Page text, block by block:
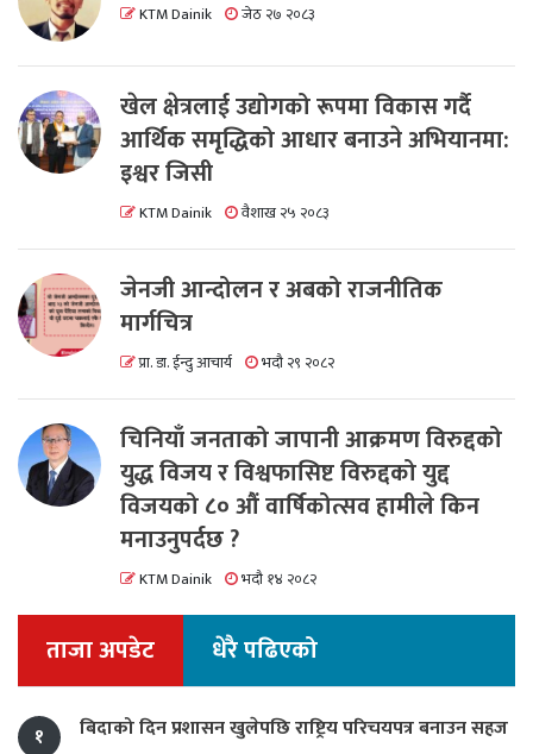
KTM Dainik जेठ २७ २०८३
खेल क्षेत्रलाई उद्योगको रूपमा विकास गर्दै
आर्थिक समृद्धिको आधार बनाउने अभियानमा:
इश्वर जिसी
KTM Dainik वैशाख २५ २०८३
जेनजी आन्दोलन र अबको राजनीतिक
मार्गचित्र
प्रा. डा. ईन्दु आचार्य भदौ २९ २०८२
चिनियाँ जनताको जापानी आक्रमण विरुद्दको
युद्ध विजय र विश्वफासिष्ट विरुद्दको युद्द
विजयको ८० औं वार्षिकोत्सव हामीले किन
मनाउनुपर्दछ ?
KTM Dainik भदौ १४ २०८२
ताजा अपडेट धेरै पढिएको
१ बिदाको दिन प्रशासन खुलेपछि राष्ट्रिय परिचयपत्र बनाउन सहज